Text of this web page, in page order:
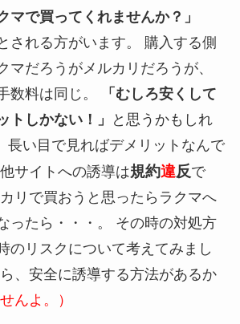
マで買ってくれませんか？」
される方がいます。 購入する側
マだろうがメルカリだろうが、
数料は同じ。
「むしろ安くして
トしかない！」
と思うかもしれ
い目で見ればデメリットなんで
サイトへの誘導は規約違反で
リで買おうと思ったらラクマへ
ったら・・・。 その時の対処方
のリスクについて考えてみまし
、安全に誘導する方法があるか
んよ。）